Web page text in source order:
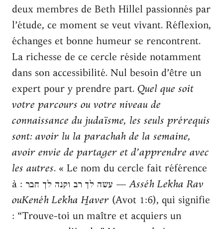
deux membres de Beth Hillel passionnés par
l’étude, ce moment se veut vivant. Réflexion,
échanges et bonne humeur se rencontrent.
La richesse de ce cercle réside notamment
dans son accessibilité. Nul besoin d’être un
expert pour y prendre part. Quel que soit
votre parcours ou votre niveau de
connaissance du judaïsme, les seuls prérequis
sont: avoir lu la parachah de la semaine,
avoir envie de partager et d’apprendre avec
les autres. « Le nom du cercle fait référence
à : עשה לך רב וקנה לך חבר —Asséh Lekha Rav
ouKenéh Lekha H̱aver (Avot 1:6), qui signifie
: “Trouve-toi un maître et acquiers un